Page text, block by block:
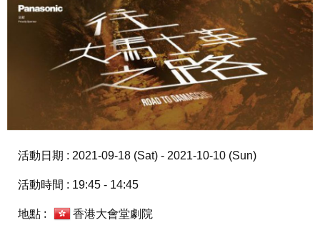
活動日期 : 2021-09-18 (Sat) - 2021-10-10 (Sun)
活動時間 : 19:45 - 14:45
地點 : 香港大會堂劇院